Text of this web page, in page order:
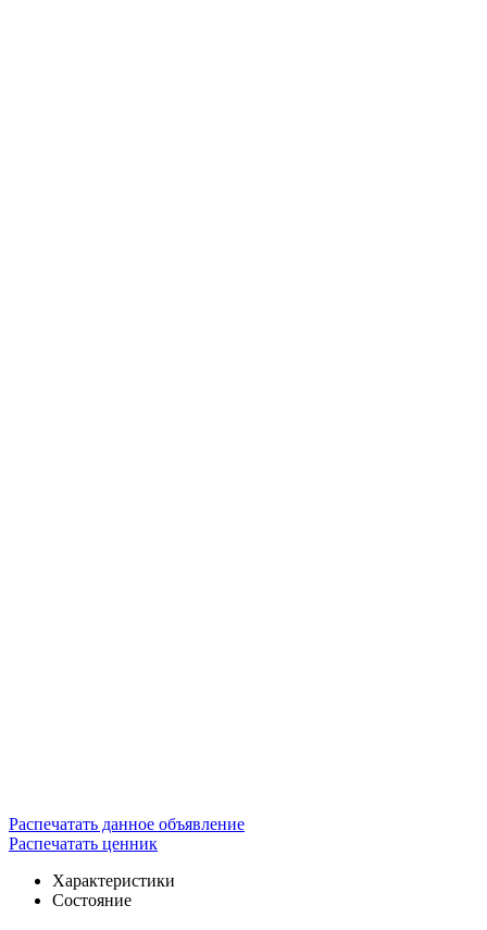
Распечатать данное объявление
Распечатать ценник
Характеристики
Состояние